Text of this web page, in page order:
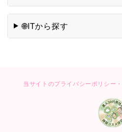
🌐ITから探す
当サイトのプライバシーポリシー